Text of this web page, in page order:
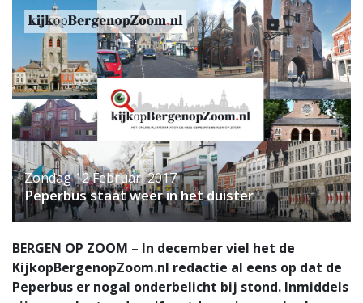
Zondag 12 Februari 2017
Peperbus staat weer in het duister
BERGEN OP ZOOM – In december viel het de
KijkopBergenopZoom.nl redactie al eens op dat de
Peperbus er nogal onderbelicht bij stond. Inmiddels